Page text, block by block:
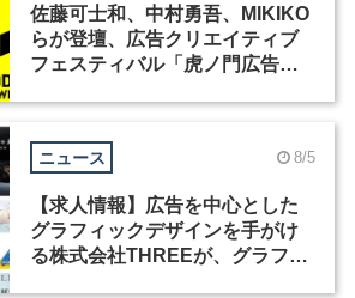
佐藤可士和、中村勇吾、MIKIKO
らが登壇、広告クリエイティブ
フェスティバル「虎ノ門広告
ニュース 8/5
【求人情報】広告を中心とした
グラフィックデザインを手がけ
る株式会社THREEが、グラフィ